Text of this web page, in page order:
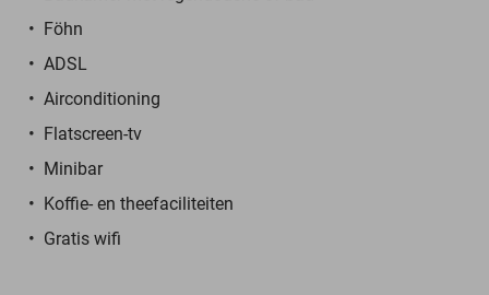
Föhn
ADSL
Airconditioning
Flatscreen-tv
Minibar
Koffie- en theefaciliteiten
Gratis wifi